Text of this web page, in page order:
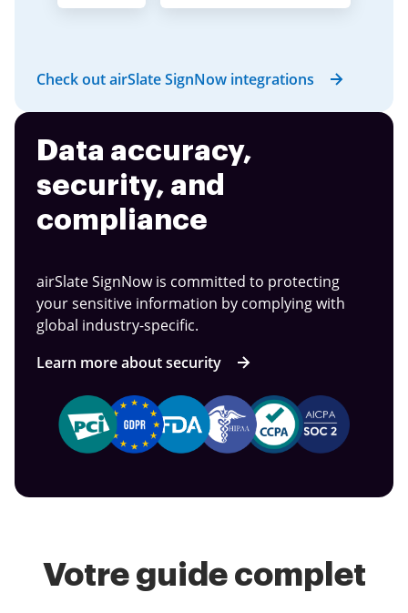
Check out airSlate SignNow integrations
Data accuracy,
security, and
compliance
airSlate SignNow is committed to protecting
your sensitive information by complying with
global industry-specific.
Learn more about security
Votre guide complet